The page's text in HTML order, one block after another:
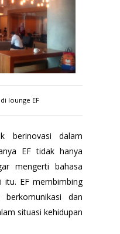
lounge EF
berinovasi dalam
EF tidak hanya
mengerti bahasa
itu. EF membimbing
dan
situasi kehidupan